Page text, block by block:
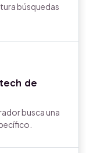
búsquedas
de
busca una